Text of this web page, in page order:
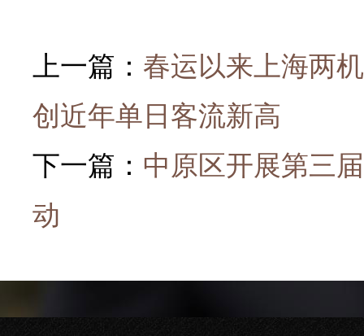
上一篇： 春运以来上海两
创近年单日客流新高
下一篇： 中原区开展第三
动